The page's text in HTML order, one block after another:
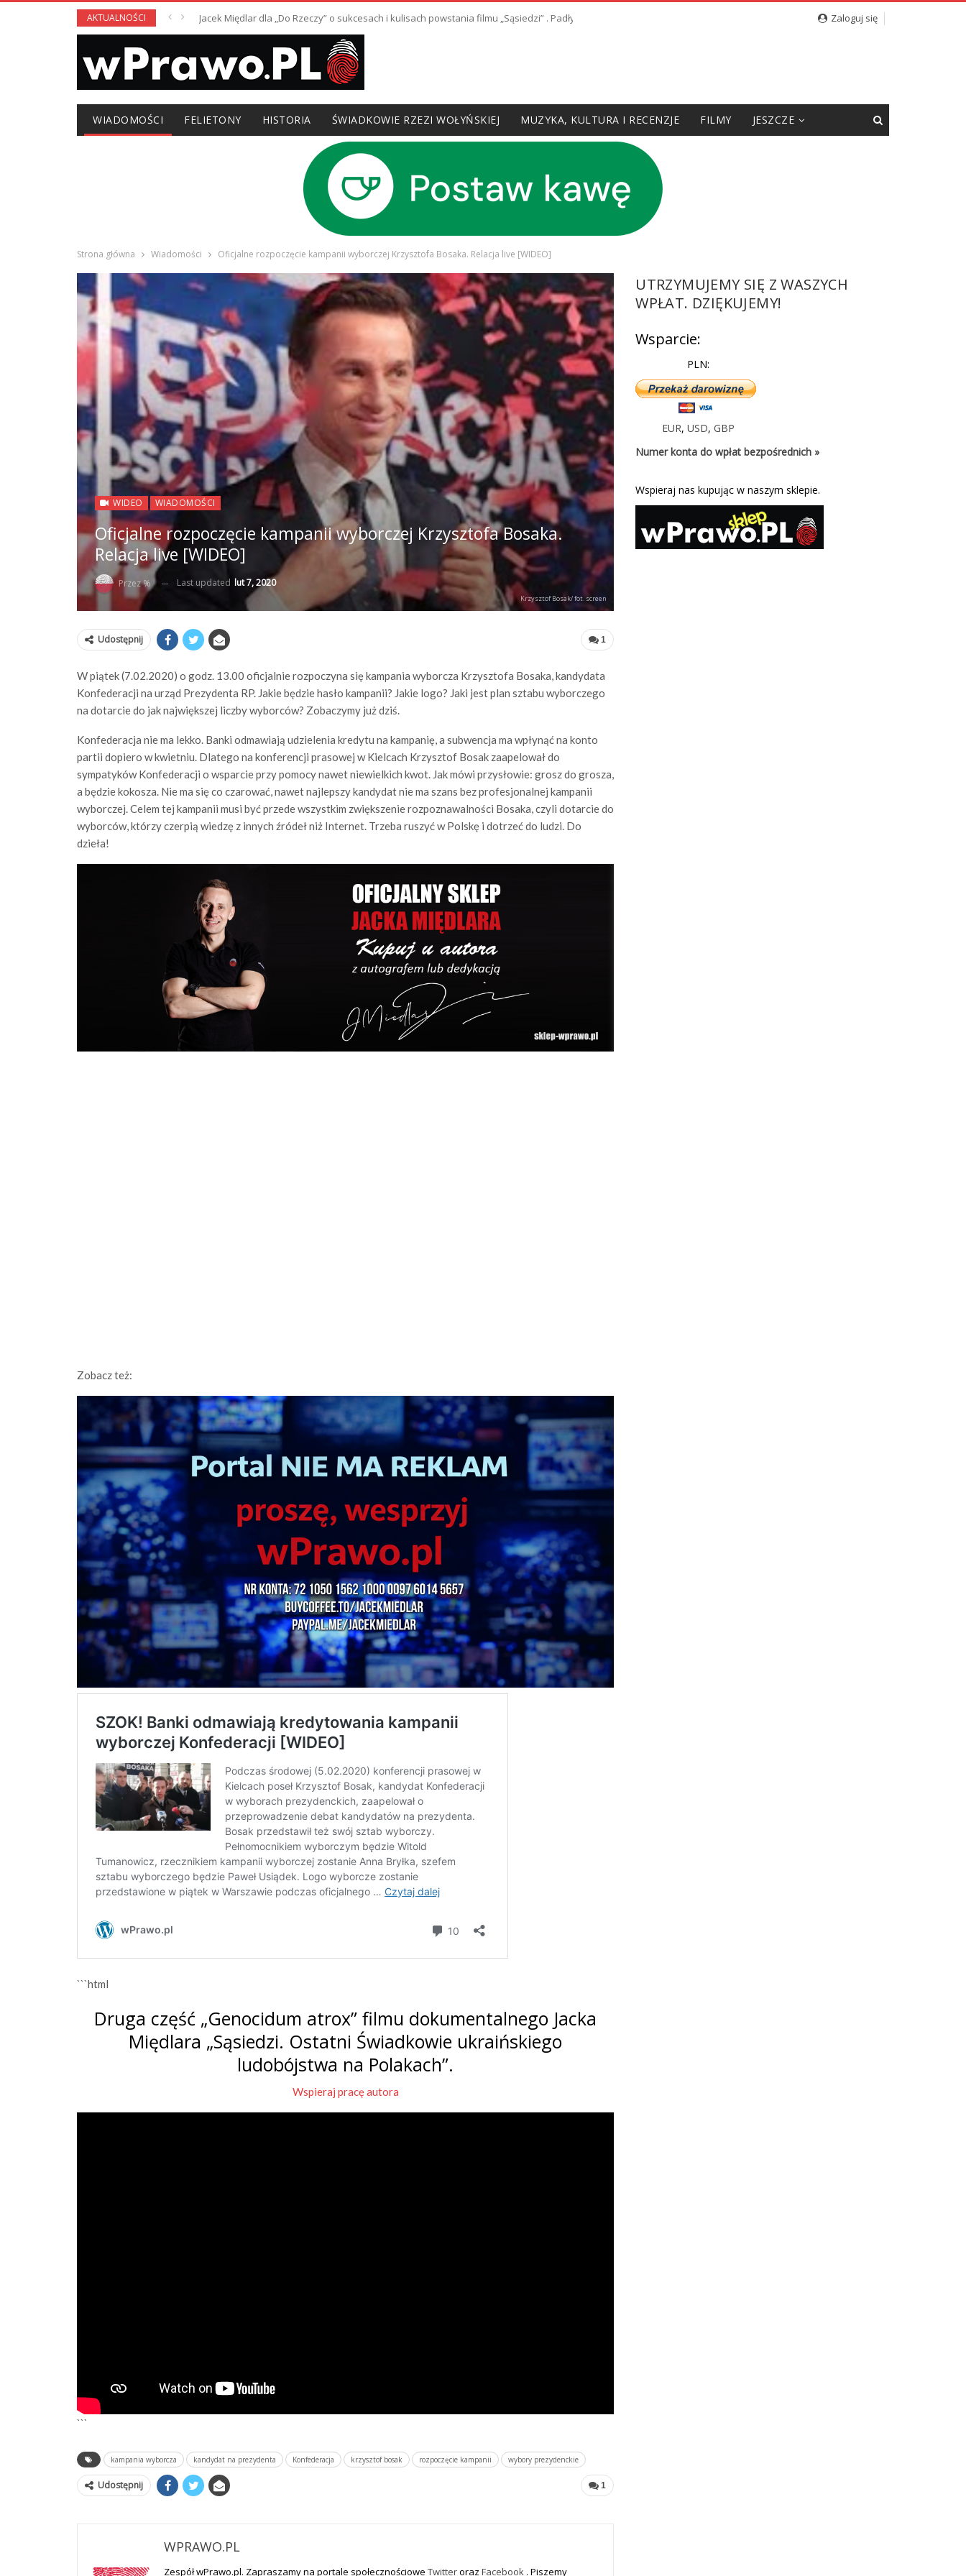
AKTUALNOŚCI Jacek Międlar dla „Do Rzeczy” o sukcesach i kulisach powstania filmu „Sąsiedzi” . Padły również gorzkie słowa pod adresem redakcji [WIDEO] Zaloguj się
WIADOMOŚCI FELIETONY HISTORIA ŚWIADKOWIE RZEZI WOŁYŃSKIEJ MUZYKA, KULTURA I RECENZJE FILMY JESZCZE
Strona główna Wiadomości Oficjalne rozpoczęcie kampanii wyborczej Krzysztofa Bosaka. Relacja live [WIDEO]
WIDEO WIADOMOŚCI
Oficjalne rozpoczęcie kampanii wyborczej Krzysztofa Bosaka.
Relacja live [WIDEO]
Przez % Last updated lut 7, 2020
Krzysztof Bosak/ fot. screen
1
Udostępnij
W piątek (7.02.2020) o godz. 13.00 oficjalnie rozpoczyna się kampania wyborcza Krzysztofa Bosaka, kandydata
Konfederacji na urząd Prezydenta RP. Jakie będzie hasło kampanii? Jakie logo? Jaki jest plan sztabu wyborczego
na dotarcie do jak największej liczby wyborców? Zobaczymy już dziś.
Konfederacja nie ma lekko. Banki odmawiają udzielenia kredytu na kampanię, a subwencja ma wpłynąć na konto
partii dopiero w kwietniu. Dlatego na konferencji prasowej w Kielcach Krzysztof Bosak zaapelował do
sympatyków Konfederacji o wsparcie przy pomocy nawet niewielkich kwot. Jak mówi przysłowie: grosz do grosza,
a będzie kokosza. Nie ma się co czarować, nawet najlepszy kandydat nie ma szans bez profesjonalnej kampanii
wyborczej. Celem tej kampanii musi być przede wszystkim zwiększenie rozpoznawalności Bosaka, czyli dotarcie do
wyborców, którzy czerpią wiedzę z innych źródeł niż Internet. Trzeba ruszyć w Polskę i dotrzeć do ludzi. Do
dzieła!
Zobacz też:
```html
Druga część „Genocidum atrox” filmu dokumentalnego Jacka
Międlara „Sąsiedzi. Ostatni Świadkowie ukraińskiego
ludobójstwa na Polakach”.
Wspieraj pracę autora
```
kampania wyborcza kandydat na prezydenta Konfederacja krzysztof bosak rozpoczęcie kampanii wybory prezydenckie
1
Udostępnij
WPRAWO.PL
Zespół wPrawo.pl. Zapraszamy na portale społecznościowe Twitteroraz Facebook . Piszemy
UTRZYMUJEMY SIĘ Z WASZYCH
WPŁAT. DZIĘKUJEMY!
Wsparcie:
PLN:
EUR,USD,GBP
Numer konta do wpłat bezpośrednich »
Wspieraj nas kupując w naszym sklepie.